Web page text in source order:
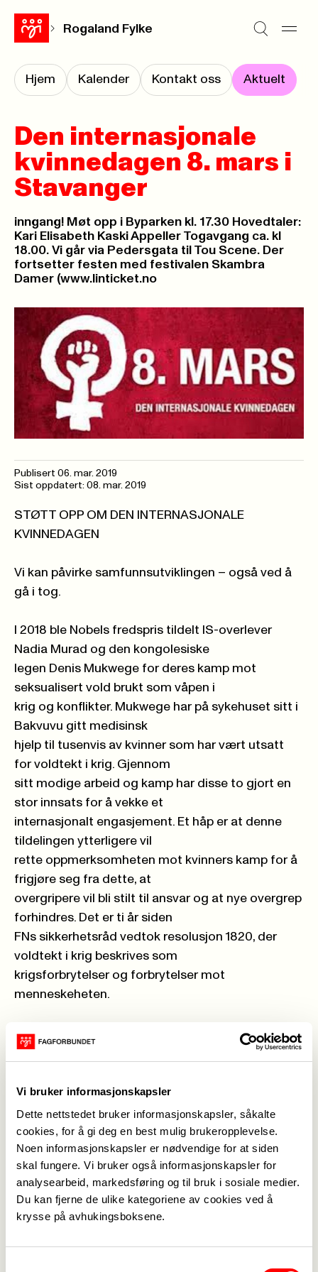
Vi bruker informasjonskapsler
Dette nettstedet bruker informasjonskapsler, såkalte
cookies, for å gi deg en best mulig brukeropplevelse.
Noen informasjonskapsler er nødvendige for at siden
skal fungere. Vi bruker også informasjonskapsler for
analysearbeid, markedsføring og til bruk i sosiale medier.
Du kan fjerne de ulike kategoriene av cookies ved å
krysse på avhukingsboksene.
Rogaland Fylke
Hjem Kalender Kontakt oss Aktuelt
Den internasjonale
kvinnedagen 8. mars i
Stavanger
inngang! Møt opp i Byparken kl. 17.30 Hovedtaler:
Kari Elisabeth Kaski Appeller Togavgang ca. kl
18.00. Vi går via Pedersgata til Tou Scene. Der
fortsetter festen med festivalen Skambra
Damer (www.linticket.no
Publisert 06. mar. 2019
Sist oppdatert: 08. mar. 2019
STØTT OPP OM DEN INTERNASJONALE
KVINNEDAGEN
Vi kan påvirke samfunnsutviklingen – også ved å
gå i tog.
I 2018 ble Nobels fredspris tildelt IS-overlever
Nadia Murad og den kongolesiske
legen Denis Mukwege for deres kamp mot
seksualisert vold brukt som våpen i
krig og konflikter. Mukwege har på sykehuset sitt i
Bakvuvu gitt medisinsk
hjelp til tusenvis av kvinner som har vært utsatt
for voldtekt i krig. Gjennom
sitt modige arbeid og kamp har disse to gjort en
stor innsats for å vekke et
internasjonalt engasjement. Et håp er at denne
tildelingen ytterligere vil
rette oppmerksomheten mot kvinners kamp for å
frigjøre seg fra dette, at
overgripere vil bli stilt til ansvar og at nye overgrep
forhindres. Det er ti år siden
FNs sikkerhetsråd vedtok resolusjon 1820, der
voldtekt i krig beskrives som
krigsforbrytelser og forbrytelser mot
menneskeheten.
Når det gjelder voldtekt er det liten grunn til å ha
Norge som forbilde. Her
grad kommer til anvendelse
betyr det at verken det å skremme andre fra å
begå voldtekt, eller det å skremme
voldtektsforbryteren fra å begå nye, blir brukt som
tiltak for å stoppe voldtektene.
Å utsette kvinner for vold, overgrep og
trakassering er effektivt for å hindre
kvinners frihet og muligheter for livsutfoldelse.